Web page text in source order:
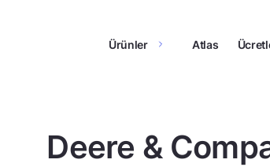
Ürünler Atlas
Deere &